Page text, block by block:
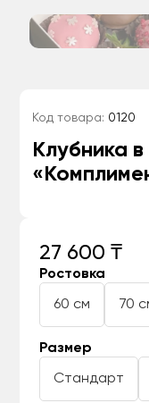
Код товара: 0120
Клубника
27 600 ₸
Ростовка
60 см 70
Размер
Стандарт